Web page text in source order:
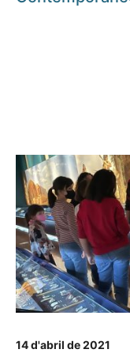
14 d'abril de 2021